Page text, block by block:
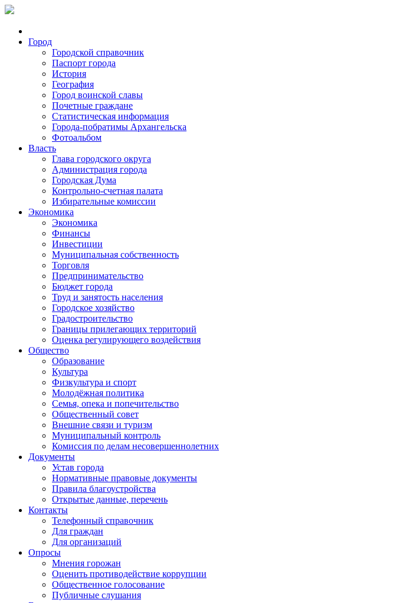
Город
Городской справочник
Паспорт города
История
География
Город воинской славы
Почетные граждане
Статистическая информация
Города-побратимы Архангельска
Фотоальбом
Власть
Глава городского округа
Администрация города
Городская Дума
Контрольно-счетная палата
Избирательные комиссии
Экономика
Экономика
Финансы
Инвестиции
Муниципальная собственность
Торговля
Предпринимательство
Бюджет города
Труд и занятость населения
Городское хозяйство
Градостроительство
Границы прилегающих территорий
Оценка регулирующего воздействия
Общество
Образование
Культура
Физкультура и спорт
Молодёжная политика
Семья, опека и попечительство
Общественный совет
Внешние связи и туризм
Муниципальный контроль
Комиссия по делам несовершеннолетних
Документы
Устав города
Нормативные правовые документы
Правила благоустройства
Открытые данные, перечень
Контакты
Телефонный справочник
Для граждан
Для организаций
Опросы
Мнения горожан
Оценить противодействие коррупции
Общественное голосование
Публичные слушания